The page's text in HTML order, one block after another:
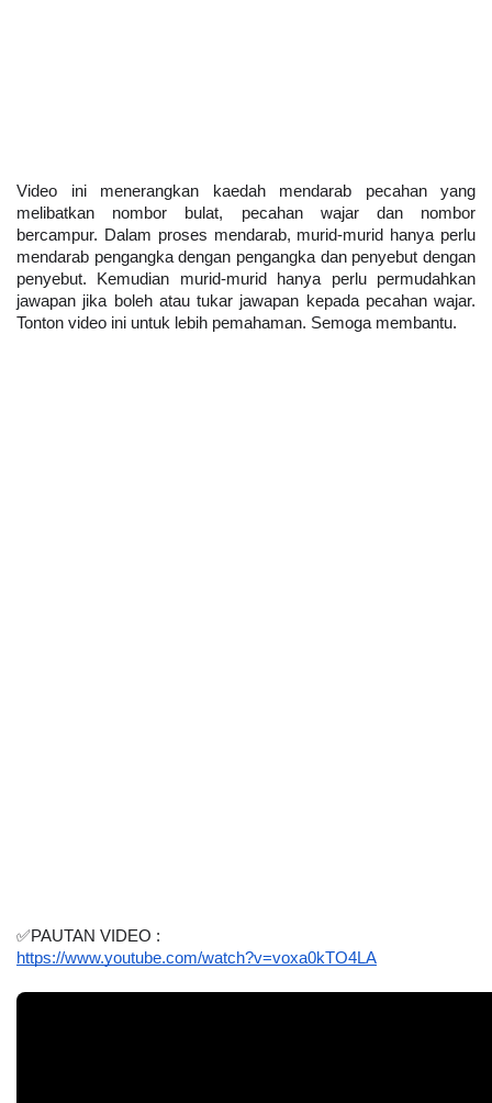
Video ini menerangkan kaedah mendarab pecahan yang
melibatkan nombor bulat, pecahan wajar dan nombor
bercampur. Dalam proses mendarab, murid-murid hanya perlu
mendarab pengangka dengan pengangka dan penyebut dengan
penyebut. Kemudian murid-murid hanya perlu permudahkan
jawapan jika boleh atau tukar jawapan kepada pecahan wajar.
Tonton video ini untuk lebih pemahaman. Semoga membantu.
✅PAUTAN VIDEO :
https://www.youtube.com/watch?v=voxa0kTO4LA